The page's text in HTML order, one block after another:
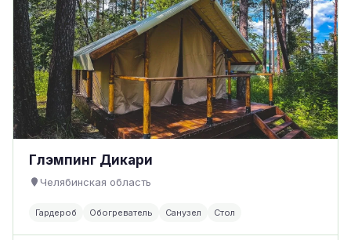
Глэмпинг Дикари
Челябинская область
Гардероб Обогреватель Санузел Стол